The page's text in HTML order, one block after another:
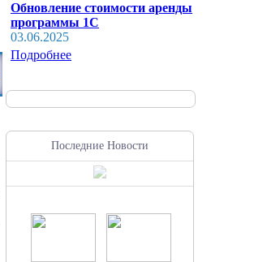
Обновление стоимости аренды
программы 1С
03.06.2025
Подробнее
Последние Новости